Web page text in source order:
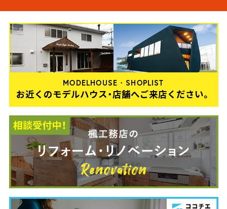
MODELHOUSE・SHOPLIST
お近くのモデルハウス・店舗へご来店ください。